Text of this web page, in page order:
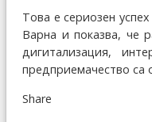
Това е сериозен
Варна и показва, че
дигитализация,
предприемачество са
Share